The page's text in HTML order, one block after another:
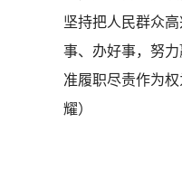
坚持把人民群众
事、办好事，努
准履职尽责作为
耀）